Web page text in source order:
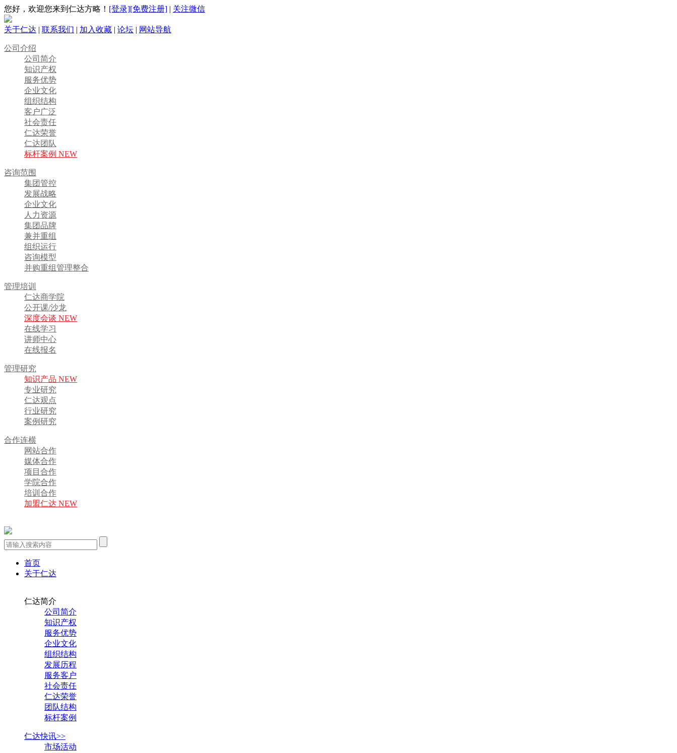
您好，欢迎您来到仁达方略！ [登录][免费注册] | 关注微信
关于仁达 | 联系我们 | 加入收藏 | 论坛 | 网站导航
公司介绍
公司简介
知识产权
服务优势
企业文化
组织结构
客户广泛
社会责任
仁达荣誉
仁达团队
标杆案例 NEW
咨询范围
集团管控
发展战略
企业文化
人力资源
集团品牌
兼并重组
组织运行
咨询模型
并购重组管理整合
管理培训
仁达商学院
公开课/沙龙
深度会谈 NEW
在线学习
讲师中心
在线报名
管理研究
知识产品 NEW
专业研究
仁达观点
行业研究
案例研究
合作连横
网站合作
媒体合作
项目合作
学院合作
培训合作
加盟仁达 NEW
首页
关于仁达
仁达简介
公司简介
知识产权
服务优势
企业文化
组织结构
发展历程
服务客户
社会责任
仁达荣誉
团队结构
标杆案例
仁达快讯>>
市场活动